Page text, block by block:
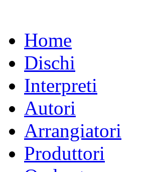
Home
Dischi
Interpreti
Autori
Arrangiatori
Produttori